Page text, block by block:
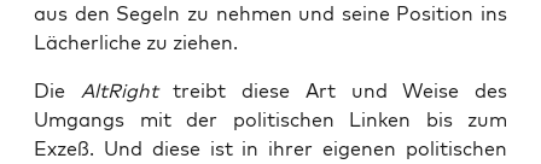
aus den Segeln zu neh­men und sei­ne Posi­ti­on ins
Lächer­li­che zu ziehen.
Die Alt­Righttreibt die­se Art und Wei­se des
Umgangs mit der poli­ti­schen Lin­ken bis zum
Exzeß. Und die­se ist in ihrer eige­nen poli­ti­schen